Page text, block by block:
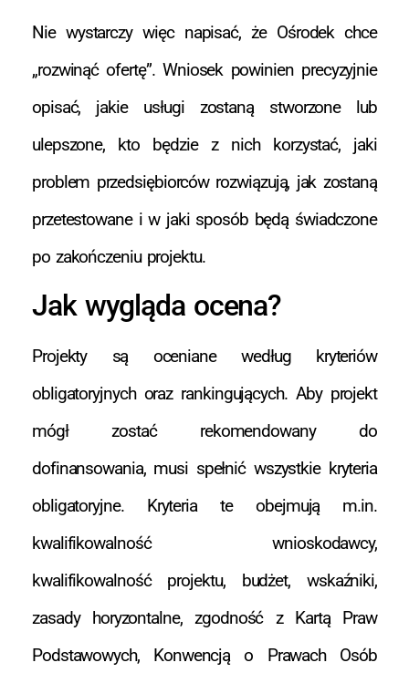
Nie wystarczy więc napisać, że Ośrodek chce
„rozwinąć ofertę”. Wniosek powinien precyzyjnie
opisać, jakie usługi zostaną stworzone lub
ulepszone, kto będzie z nich korzystać, jaki
problem przedsiębiorców rozwiązują, jak zostaną
przetestowane i w jaki sposób będą świadczone
po zakończeniu projektu.
Jak wygląda ocena?
Projekty są oceniane według kryteriów
obligatoryjnych oraz rankingujących. Aby projekt
mógł zostać rekomendowany do
dofinansowania, musi spełnić wszystkie kryteria
obligatoryjne. Kryteria te obejmują m.in.
kwalifikowalność wnioskodawcy,
kwalifikowalność projektu, budżet, wskaźniki,
zasady horyzontalne, zgodność z Kartą Praw
Podstawowych, Konwencją o Prawach Osób